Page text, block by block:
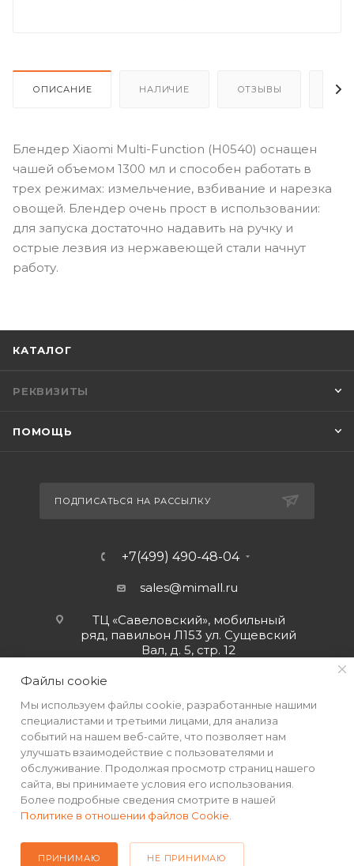
ОПИСАНИЕ НАЛИЧИЕ ОТЗЫВЫ
Блендер Xiaomi Multi-Function (H0540) оснащен
чашей объемом 1300 мл и способен работать в
трех режимах: измельчение, взбивание и нарезка
овощей. Блендер очень прост в использовании:
для запуска достаточно надавить на ручку и
острые лезвия из нержавеющей стали начнут
работу.
КАТАЛОГ
РЕКВИЗИТЫ
ПОМОЩЬ
ПОДПИСАТЬСЯ НА РАССЫЛКУ
+7(499) 490-48-04
sales@mimall.ru
ТЦ «Савеловский», мобильный
ряд, павильон Л153 ул. Сущевский
Вал, д. 5, стр. 12
2026 © Интернет-магазин MiMall® • Не является публичной
офертой • 2026 г.
Файлы cookie
Мы используем файлы cookie, разработанные нашими
специалистами и третьими лицами, для анализа
событий на нашем веб-сайте, что позволяет нам
улучшать взаимодействие с пользователями и
обслуживание. Продолжая просмотр страниц нашего
сайта, вы принимаете условия его использования.
Более подробные сведения смотрите в нашей
Политике в отношении файлов Cookie
ПРИНИМАЮ НЕ ПРИНИМАЮ